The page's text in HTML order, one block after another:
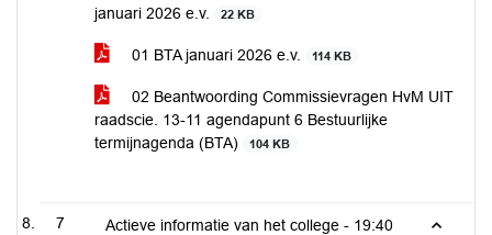
januari 2026 e.v.
22 KB
01 BTA januari 2026 e.v. 114 KB
02 Beantwoording Commissievragen HvM UIT
raadscie. 13-11 agendapunt 6 Bestuurlijke
termijnagenda (BTA)
104 KB
7 Actieve informatie van het college - 19:40